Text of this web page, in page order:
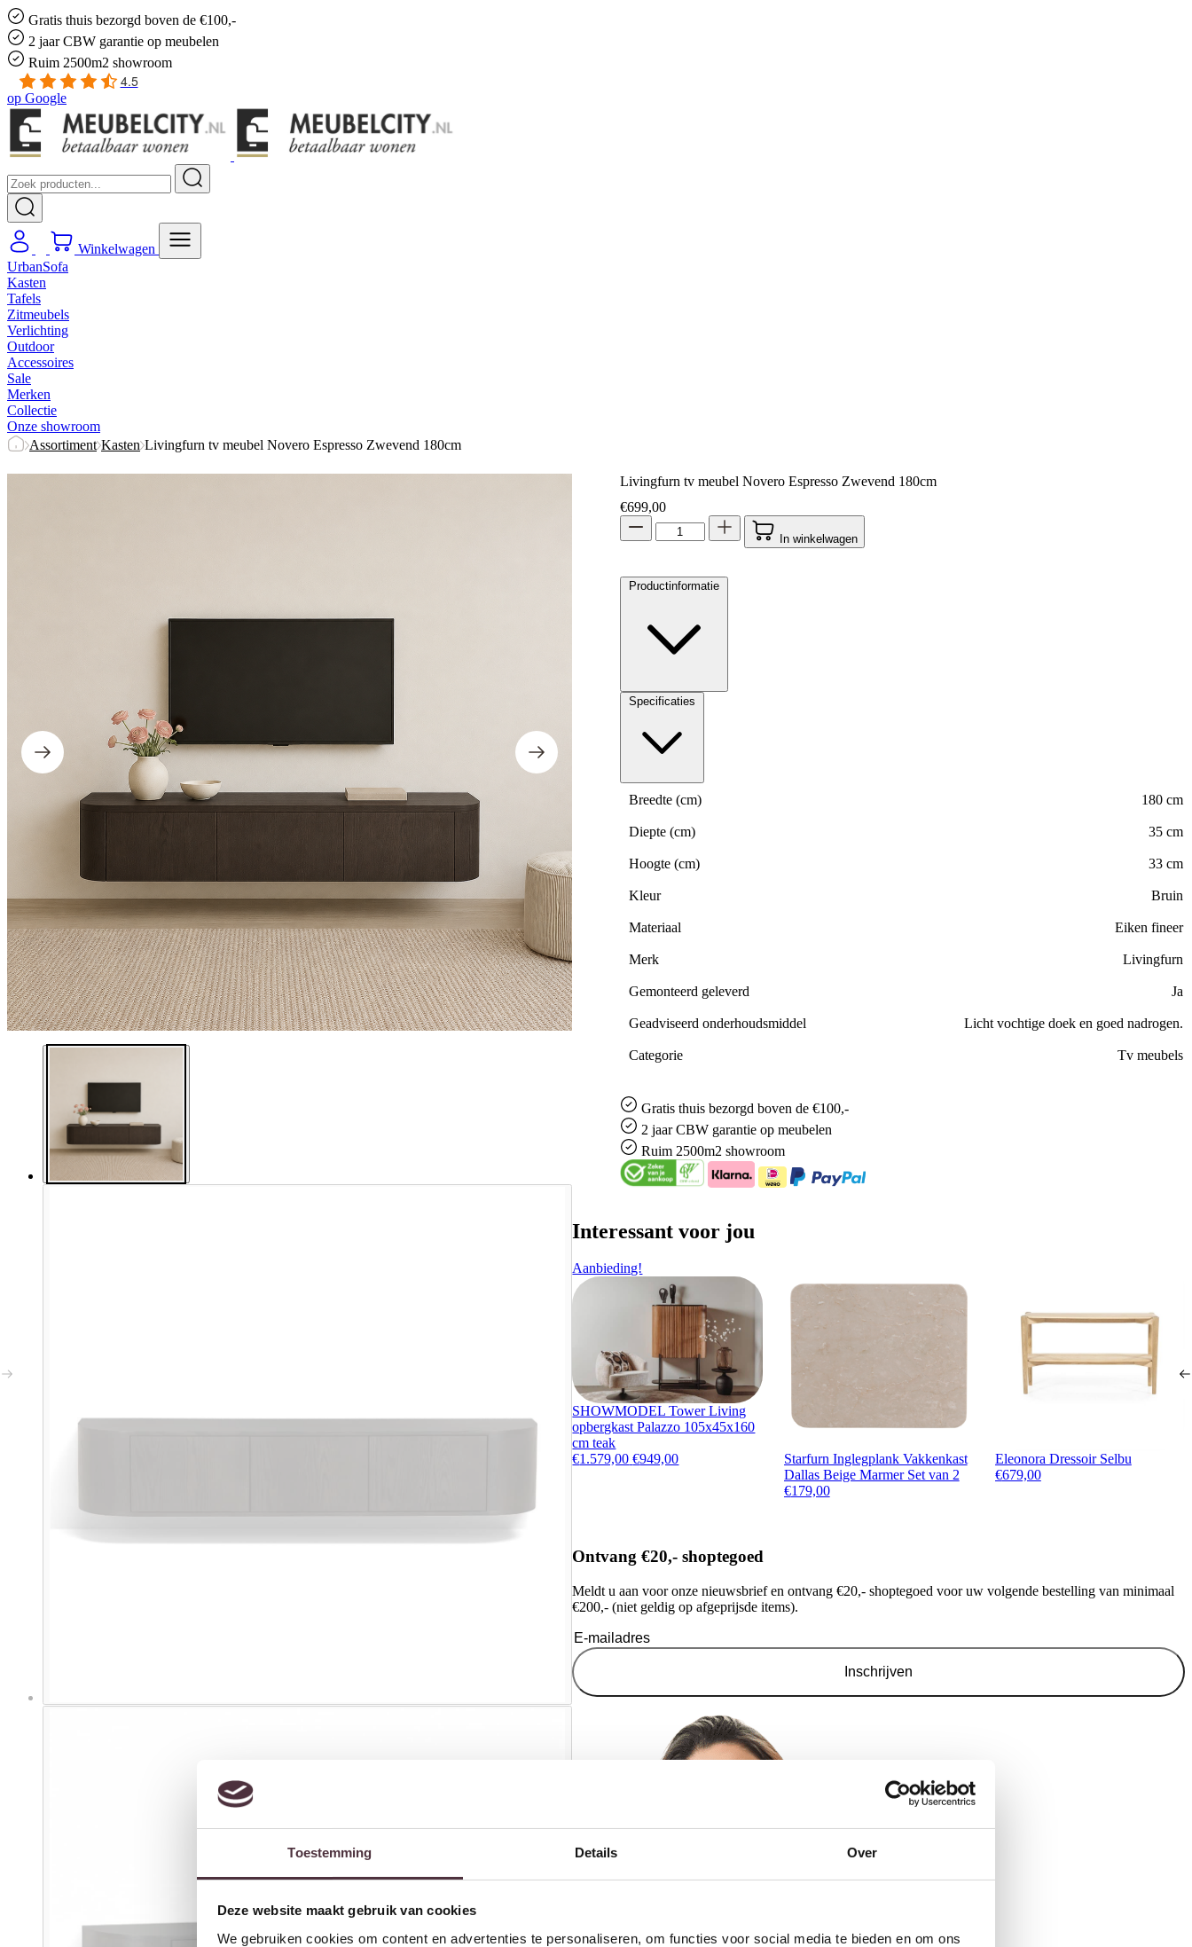
Toestemming Details Over
Deze website maakt gebruik van cookies
We gebruiken cookies om content en advertenties te personaliseren, om functies voor social media te bieden en om ons
Gratis thuis bezorgd boven de €100,-
2 jaar CBW garantie op meubelen
Ruim 2500m2 showroom
4.5
op Google
Winkelwagen
UrbanSofa
Kasten
Tafels
Zitmeubels
Verlichting
Outdoor
Accessoires
Sale
Merken
Collectie
Onze showroom
Assortiment Kasten Livingfurn tv meubel Novero Espresso Zwevend 180cm
Livingfurn tv meubel Novero Espresso Zwevend 180cm
€699,00
In winkelwagen
Productinformatie
Specificaties
Breedte (cm) 180 cm
Diepte (cm) 35 cm
Hoogte (cm) 33 cm
Kleur Bruin
Materiaal Eiken fineer
Merk Livingfurn
Gemonteerd geleverd Ja
Geadviseerd onderhoudsmiddel Licht vochtige doek en goed nadrogen.
Categorie Tv meubels
Gratisthuis bezorgd boven de €100,-
2 jaar CBW garantieop meubelen
Ruim 2500m2 showroom
Interessant voor jou
Aanbieding!
SHOWMODEL Tower Living
opbergkast Palazzo 105x45x160
cm teak
€1.579,00 Oorspronkelijke prijs was: €1.579,00.
€949,00Huidige prijs is: €949,00.Starfurn Inglegplank Vakkenkast
Dallas Beige Marmer Set van 2
€179,00
Eleonora Dressoir Selbu
€679,00
Ontvang €20,- shoptegoed
Meldt u aan voor onze nieuwsbrief en ontvang €20,- shoptegoed voor uw volgende bestelling van minimaal
€200,- (niet geldig op afgeprijsde items).
Inschrijven